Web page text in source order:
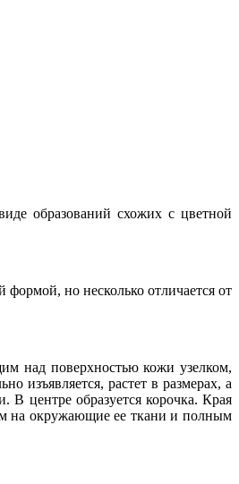
образований схожих с цветной
но несколько отличается от
над поверхностью кожи узелком,
изъявляется, растет в размерах, а
В центре образуется корочка. Края
на окружающие ее ткани и полным